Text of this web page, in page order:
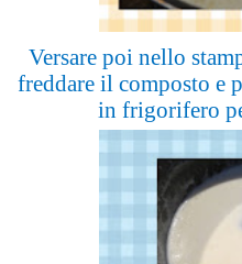
Versare poi nello
freddare il composto e
in frigorifero